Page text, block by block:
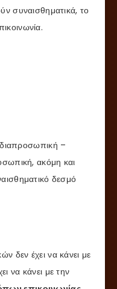
συναισθηματικά, το
διαπροσωπική –
ακόμη και
δεσμό
δεν έχει να κάνει με
να κάνει με την